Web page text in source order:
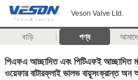
Veson Valve Ltd.
বাড়ি পণ্য
পিএফএ আচ্ছাদিত এবং পিটিএফই আচ্ছাদিত
ওয়েফার বাটারফ্লাই ভালভ বায়ুসংক্রান্ত